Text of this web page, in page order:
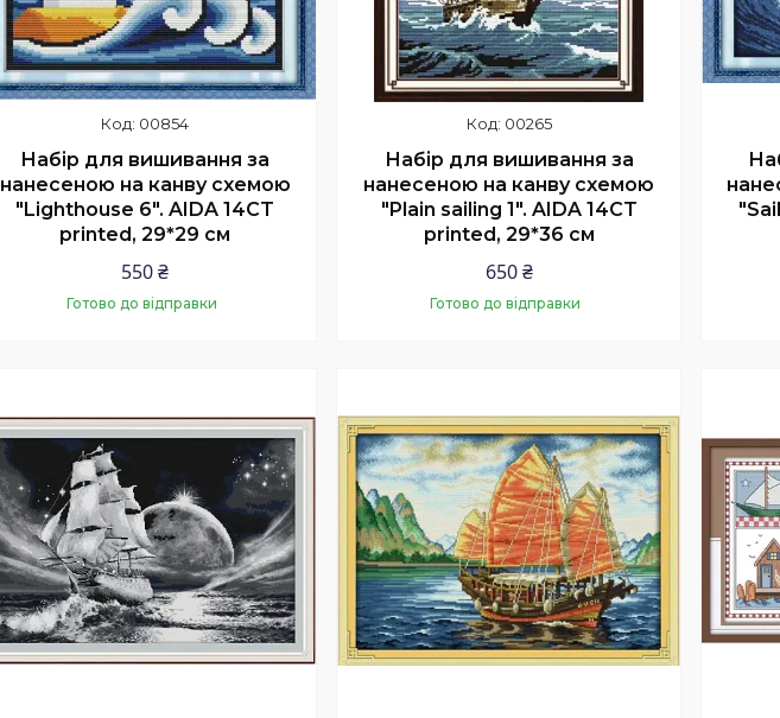
00854
Набір для вишивання за
нанесеною на канву схемою
"Lighthouse 6". AIDA 14CT
printed, 29*29 см
550 ₴
Готово до відправки
00265
Набір для вишивання за
нанесеною на канву схемою
"Plain sailing 1". AIDA 14CT
printed, 29*36 см
650 ₴
Готово до відправки